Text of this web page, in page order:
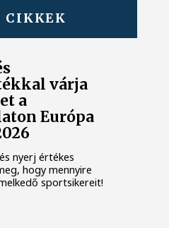
CIKKEK
várja
a
Európa
nyerj értékes
hogy mennyire
sportsikereit!